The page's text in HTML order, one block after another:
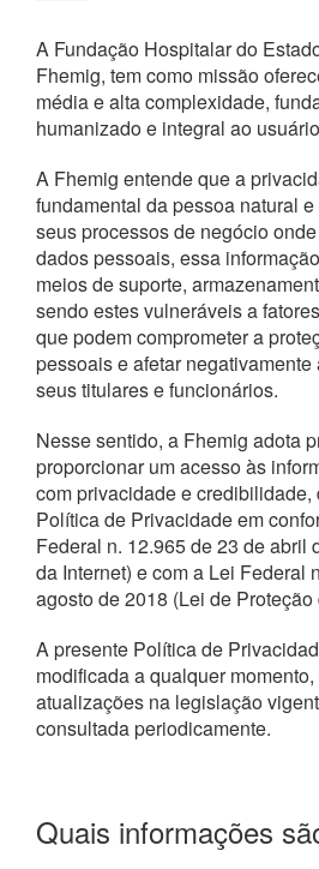
A Fundação Hospitalar do
Fhemig, tem como missão
média e alta complexidade,
humanizado e integral ao
A Fhemig entende que a
fundamental da pessoa natural
seus processos de negócio
dados pessoais, essa
meios de suporte,
sendo estes vulneráveis a
que podem comprometer a
pessoais e afetar
seus titulares e funcionários.
Nesse sentido, a Fhemig adota
proporcionar um acesso às
com privacidade e
Política de Privacidade em
Federal n. 12.965 de 23 de abril
da Internet) e com a Lei Federal
agosto de 2018 (Lei de
A presente Política de
modificada a qualquer
atualizações na legislação
consultada periodicamente.
Quais informações